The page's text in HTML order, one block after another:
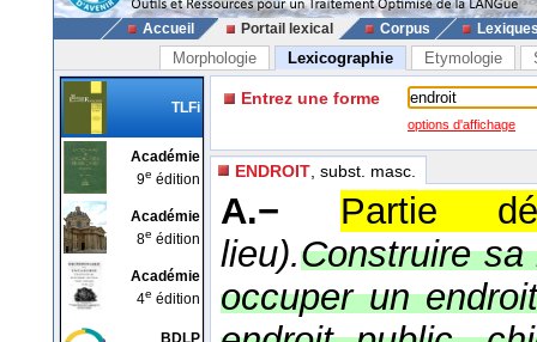
Accueil Portail lexical Corpus
Morphologie Lexicographie Etymologie
TLFi
Académie
9e édition
Académie
8e édition
Académie
4e édition
BDLP
Entrez une forme
options d'affichage
ENDROIT , subst. masc.
A.−
Partie
lieu).Construire
occuper un